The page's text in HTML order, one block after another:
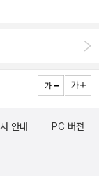
라고. 맞아? 그건
흉내 내며 눈이 그
어버린 어떤 죽음
할 것도 없이 W.
라고 박아놓고 시
. 한 권은 읽다가
이 궁금하다. 오래
직 감기에는 걸리
건강해진 기분이랄까. 그냥 그렇다고 주문을 건다.
순간 우리는 완
선생님, 그리고 나
리하거나,선물해
간되길 기다리
완결되면 읽으
안내 PC 버전